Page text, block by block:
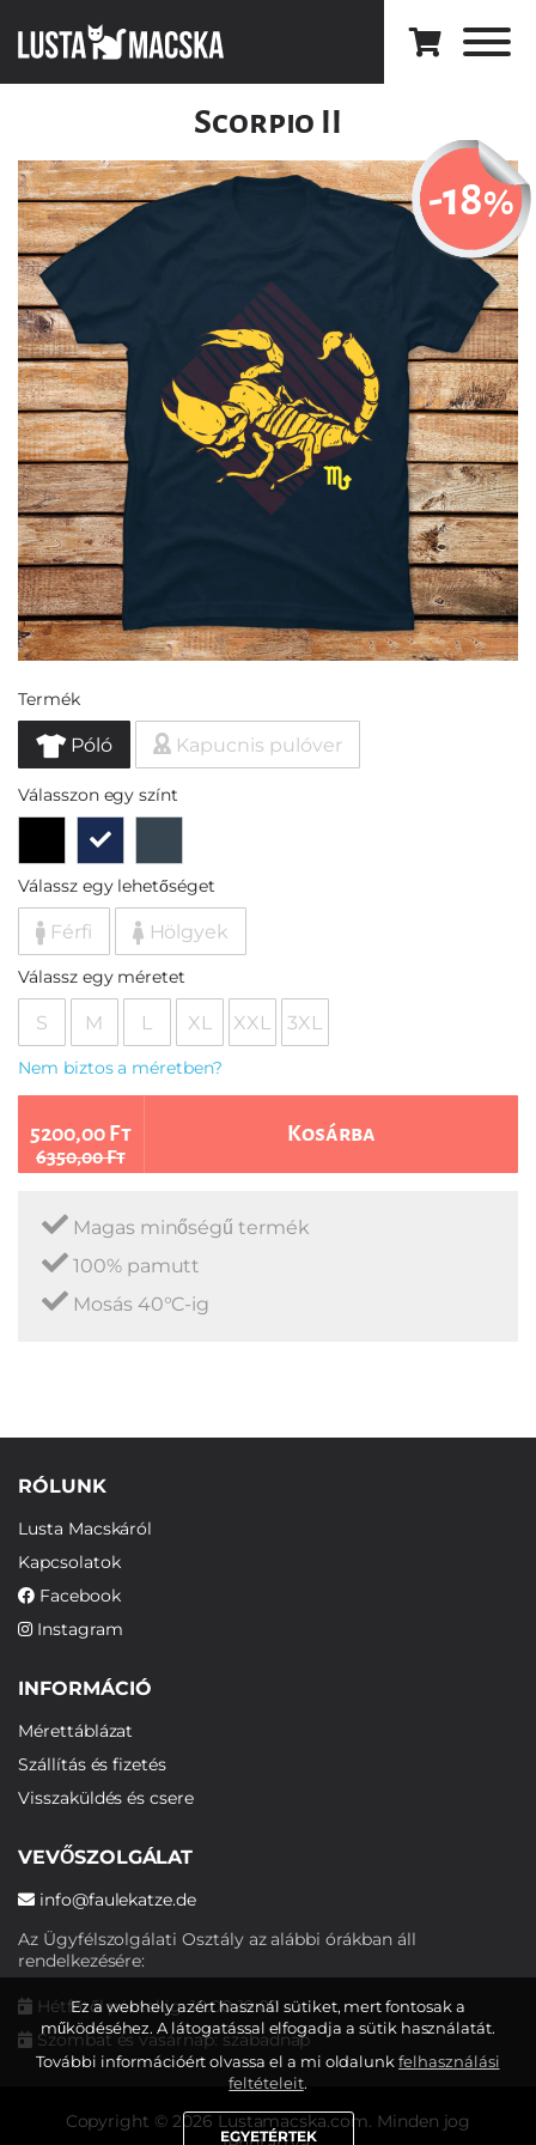
Scorpio II
-18%
Termék
Póló Kapucnis pulóver
Válasszon egy színt
Válassz egy lehetőséget
Férfi Hölgyek
Válassz egy méretet
S M L XL XXL 3XL
Nem biztos a méretben?
5200,00 Ft
6350,00 Ft
Kosárba
Magas minőségű termék
100% pamutt
Mosás 40°C-ig
RÓLUNK
Lusta Macskáról
Kapcsolatok
Facebook
Instagram
INFORMÁCIÓ
Mérettáblázat
Szállítás és fizetés
Visszaküldés és csere
VEVŐSZOLGÁLAT
info@faulekatze.de
Az Ügyfélszolgálati Osztály az alábbi órákban áll
rendelkezésére:
Hétfőtől péntekig: 10:00-19:00
Szombat és vasárnap: szabadnap
Copyright © 2026 Lustamacska.com. Minden jog
Ez a webhely azért használ sütiket, mert fontosak a
működéséhez. A látogatással elfogadja a sütik használatát.
További információért olvassa el a mi oldalunkfelhasználási
feltételeit.
EGYETÉRTEK